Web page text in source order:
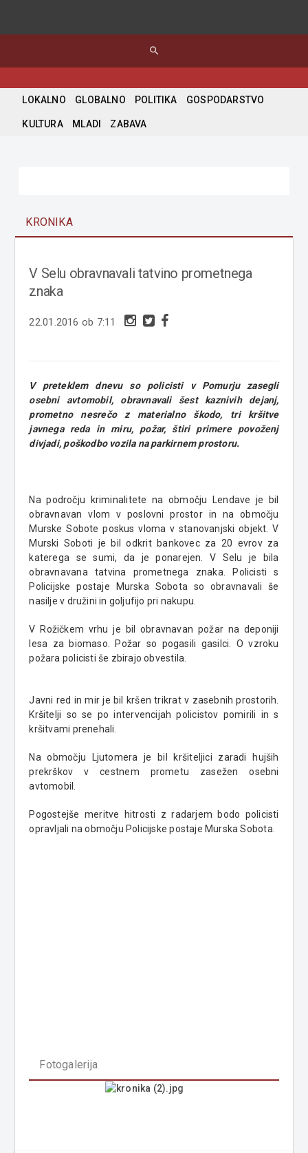
search
LOKALNO GLOBALNO POLITIKA GOSPODARSTVO
KULTURA MLADI ZABAVA
KRONIKA
V Selu obravnavali tatvino prometnega
znaka
22.01.2016 ob 7:11
V preteklem dnevu so policisti v Pomurju zasegli
osebni avtomobil, obravnavali šest kaznivih dejanj,
prometno nesrečo z materialno škodo, tri kršitve
javnega reda in miru, požar, štiri primere povoženj
divjadi, poškodbo vozila na parkirnem prostoru.
Na področju kriminalitete na območju Lendave je bil
obravnavan vlom v poslovni prostor in na območju
Murske Sobote poskus vloma v stanovanjski objekt. V
Murski Soboti je bil odkrit bankovec za 20 evrov za
katerega se sumi, da je ponarejen. V Selu je bila
obravnavana tatvina prometnega znaka. Policisti s
Policijske postaje Murska Sobota so obravnavali še
nasilje v družini in goljufijo pri nakupu.
V Rožičkem vrhu je bil obravnavan požar na deponiji
lesa za biomaso. Požar so pogasili gasilci. O vzroku
požara policisti še zbirajo obvestila.
Javni red in mir je bil kršen trikrat v zasebnih prostorih.
Kršitelji so se po intervencijah policistov pomirili in s
kršitvami prenehali.
Na območju Ljutomera je bil kršiteljici zaradi hujših
prekrškov v cestnem prometu zasežen osebni
avtomobil.
Pogostejše meritve hitrosti z radarjem bodo policisti
opravljali na območju Policijske postaje Murska Sobota.
Fotogalerija